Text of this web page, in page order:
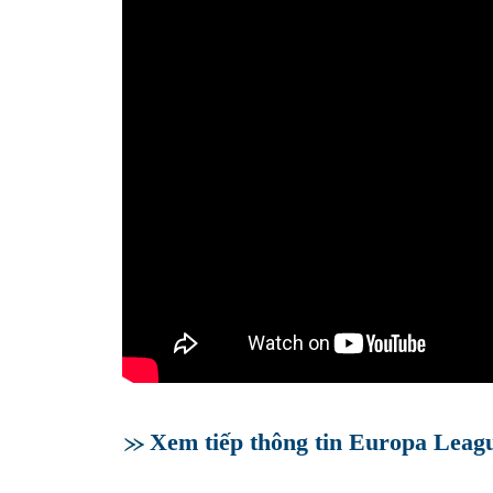
Xem tiếp thông tin Europa